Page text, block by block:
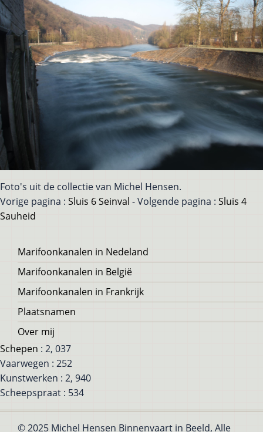
Foto's uit de collectie van Michel Hensen.
Vorige pagina : Sluis 6 Seinval - Volgende pagina : Sluis 4
Sauheid
Voet
Marifoonkanalen in Nedeland
Marifoonkanalen in België
Marifoonkanalen in Frankrijk
Plaatsnamen
Over mij
Schepen : 2, 037
Vaarwegen : 252
Kunstwerken : 2, 940
Scheepspraat : 534
© 2025 Michel Hensen Binnenvaart in Beeld, Alle